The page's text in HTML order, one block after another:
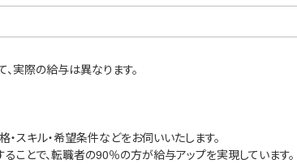
、実際の給与は異なります。
スキル・希望条件などをお伺いいたします。
ことで、転職者の90％の方が給与アップを実現しています。